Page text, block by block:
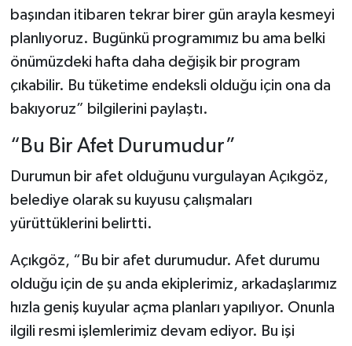
başından itibaren tekrar birer gün arayla kesmeyi
planlıyoruz. Bugünkü programımız bu ama belki
önümüzdeki hafta daha değişik bir program
çıkabilir. Bu tüketime endeksli olduğu için ona da
bakıyoruz” bilgilerini paylaştı.
“Bu Bir Afet Durumudur”
Durumun bir afet olduğunu vurgulayan Açıkgöz,
belediye olarak su kuyusu çalışmaları
yürüttüklerini belirtti.
Açıkgöz, “Bu bir afet durumudur. Afet durumu
olduğu için de şu anda ekiplerimiz, arkadaşlarımız
hızla geniş kuyular açma planları yapılıyor. Onunla
ilgili resmi işlemlerimiz devam ediyor. Bu işi